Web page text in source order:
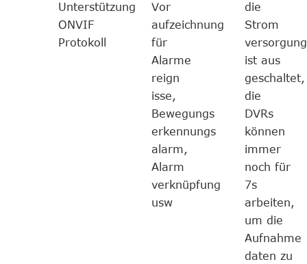
Unterstützung
ONVIF
Protokoll
Vor
aufzeichnung
für
Alarme
reign
isse,
Bewegungs
erkennungs
alarm,
Alarm
verknüpfung
usw
die
Strom
versorgung
ist aus
geschaltet,
die
DVRs
können
immer
noch für
7s
arbeiten,
um die
Aufnahme
daten zu